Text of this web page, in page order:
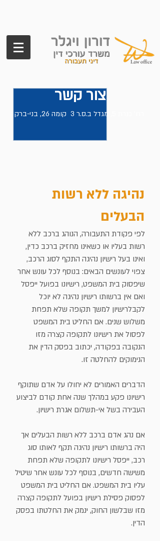
צור קשר
נהיגה ללא רשות
הבעלים
לפי פקודת התעבורה, הנוהג ברכב ללא
רשות בעליו או כשאינו מחזיק ברכב כדין,
ואינו בעל רישיון נהיגה התקף לסוג הרכב,
צפוי לעונשים הבאים: בנוסף לכל עונש אחר
שיפסוק בית המשפט, רישיונו בפועל ייפסל
ואם אין ברשותו רישיון נהיגה לא יוכל
לקבלרישיון למשך תקופה שלא תפחת
משלוש שנים. אם החליט בית המשפט
לפסול את רישיונו לתקופה קצרה מזו
הנקובה בפקודה, יכתוב בפסק הדין את
הנימוקים להחלטה זו.
הדברים האמורים לא יחולו על אדם שתוקף
רישיונו פקע במהלך שנה אחת קודם לביצוע
העבירה בשל אי-תשלום אגרת רישיון.
אם נהג אדם ברכב ללא רשות הבעלים אך
היה ברשותו רישיון נהיגה תקף לאותו סוג
רכב, ייפסל רישיונו לתקופה שלא תפחת
משישה חדשים, בנוסף לכל עונש אחר שיטיל
עליו בית המשפט. אם החליט בית המשפט
לפסוק פסילת רישיון בפועל לתקופה קצרה
מזו שבלשון החוק, ינמק את החלטתו בפסק
הדין.